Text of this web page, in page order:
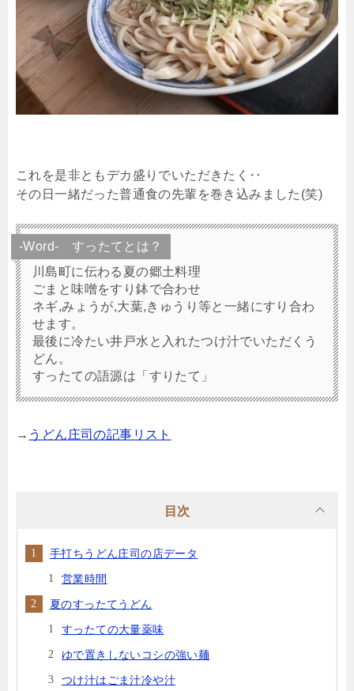
これを是非ともデカ盛りでいただきたく‥
その日一緒だった普通食の先輩を巻き込みました(笑)
-Word- すったてとは？
川島町に伝わる夏の郷土料理
ごまと味噌をすり鉢で合わせ
ネギ,みょうが,大葉,きゅうり等と一緒にすり合わ
せます。
最後に冷たい井戸水と入れたつけ汁でいただくう
どん。
すったての語源は「すりたて」
→ うどん庄司の記事リスト
目次
手打ちうどん庄司の店データ
営業時間
夏のすったてうどん
すったての大量薬味
ゆで置きしないコシの強い麺
つけ汁はごま汁冷や汁